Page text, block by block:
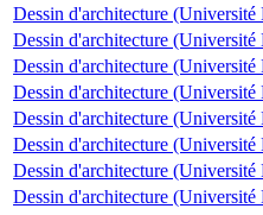
Dessin d'architecture (Université
Dessin d'architecture (Université
Dessin d'architecture (Université
Dessin d'architecture (Université
Dessin d'architecture (Université
Dessin d'architecture (Université
Dessin d'architecture (Université
Dessin d'architecture (Université